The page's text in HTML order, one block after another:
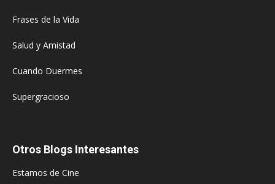
Frases de la Vida
Salud y Amistad
Cuando Duermes
Supergracioso
Otros Blogs Interesantes
Estamos de Cine